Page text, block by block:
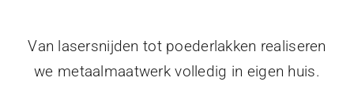
Van lasersnijden tot poederlakken realiseren
we metaalmaatwerk volledig in eigen huis.